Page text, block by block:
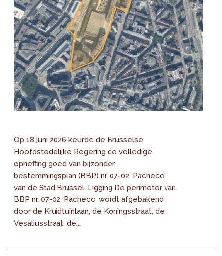
Op 18 juni 2026 keurde de Brusselse
Hoofdstedelijke Regering de volledige
opheffing goed van bijzonder
bestemmingsplan (BBP) nr. 07-02 ‘Pacheco’
van de Stad Brussel. Ligging De perimeter van
BBP nr. 07-02 ‘Pacheco’ wordt afgebakend
door de Kruidtuinlaan, de Koningsstraat, de
Vesaliusstraat, de...